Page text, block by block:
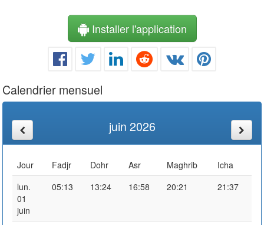
Installer l'application
Calendrier mensuel
juin 2026
Jour Fadjr Dohr Asr Maghrib
Icha
lun.
01
juin
05:13 13:24 16:58 20:21 21:37